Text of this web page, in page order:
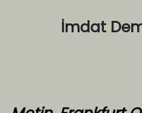
İmdat